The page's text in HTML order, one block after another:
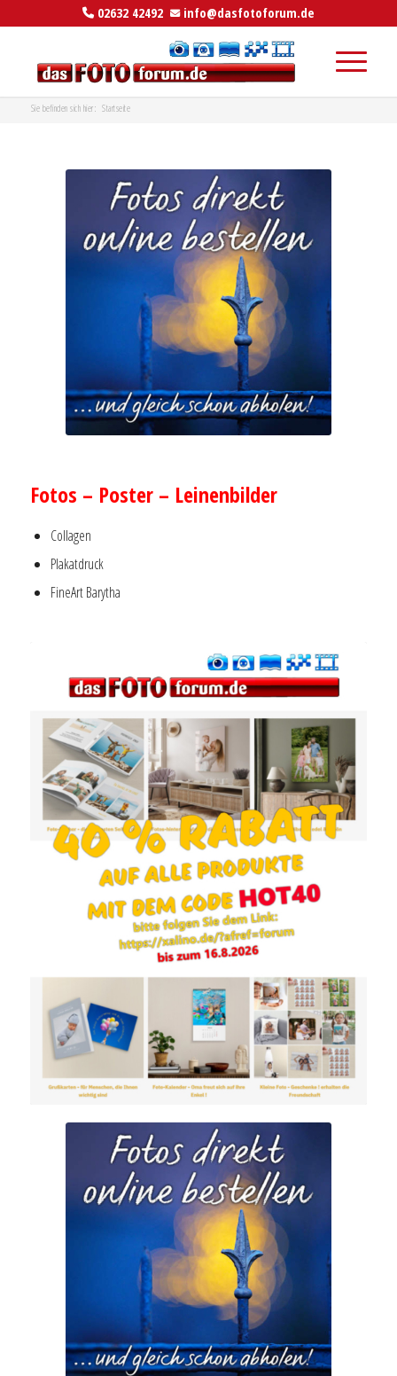
02632 42492 info@dasfotoforum.de
Sie befinden sich hier: Startseite
Fotos – Poster – Leinenbilder
Collagen
Plakatdruck
FineArt Barytha